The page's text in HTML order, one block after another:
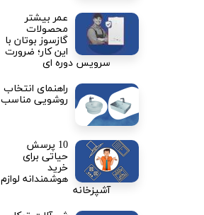
عمر بیشتر
محصولات
گازسوز بوتان با
این کار؛ ضرورت
سرویس دوره ای
راهنمای انتخاب
روشویی مناسب
10 پرسش
حیاتی برای
خرید
هوشمندانه لوازم
آشپزخانه